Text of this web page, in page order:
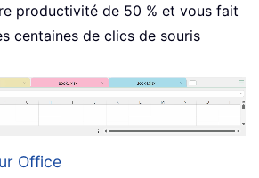
productivité de 50 % et vous fait
centaines de clics de souris
Office